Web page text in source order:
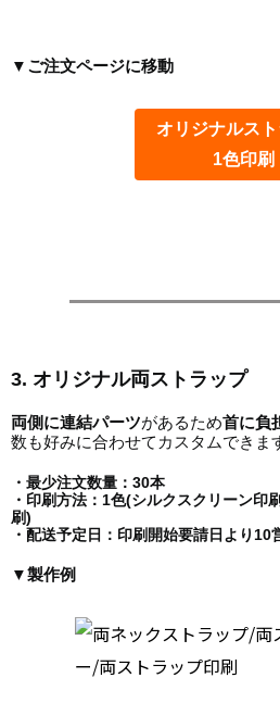
▼ご注文ページに移動
オリジナルス
1色印刷
3. オリジナル両ストラップ
両側に連結パーツがあるため首に負
数も好みに合わせてカスタムできま
・最少注文数量：30本
・印刷方法：1色(シルクスクリーン印
刷)
・配送予定日：印刷開始要請日より
▼製作例